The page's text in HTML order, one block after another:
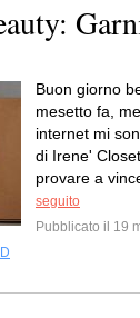
Buon giorno
mesetto fa,
internet mi
di Irene'
provare a
seguito
Pubblicato il 19